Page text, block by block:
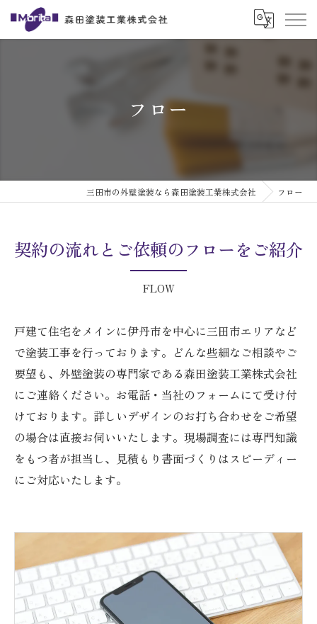
フロー
三田市の外壁塗装なら森田塗装工業株式会社 フロー
契約の流れとご依頼のフローをご紹介
FLOW
戸建て住宅をメインに伊丹市を中心に三田市エリアなど
で塗装工事を行っております。どんな些細なご相談やご
要望も、外壁塗装の専門家である森田塗装工業株式会社
にご連絡ください。お電話・当社のフォームにて受け付
けております。詳しいデザインのお打ち合わせをご希望
の場合は直接お伺いいたします。現場調査には専門知識
をもつ者が担当し、見積もり書面づくりはスピーディー
にご対応いたします。